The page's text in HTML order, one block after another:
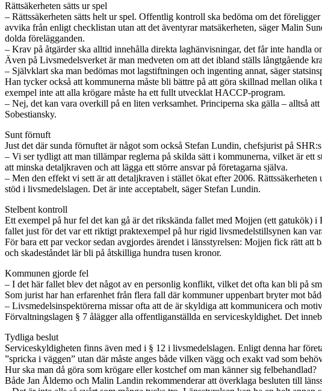
Rättsäkerheten sätts ur spel
– Rättssäkerheten sätts helt ur spel. Offentlig kontroll ska bedöma om det
avvika från enligt checklistan utan att det äventyrar matsäkerheten, säger Malin
dolda förelägganden.
– Krav på åtgärder ska alltid innehålla direkta laghänvisningar, det får inte handla
Även på Livsmedelsverket är man medveten om att det ibland ställs långtgående
– Självklart ska man bedömas mot lagstiftningen och ingenting annat, säger
Han tycker också att kommunerna måste bli bättre på att göra skillnad mellan
exempel inte att alla krögare måste ha ett fullt utvecklat HACCP-program.
– Nej, det kan vara overkill på en liten verksamhet. Principerna ska gälla – alltså
Sobestiansky.
Sunt förnuft
Just det där sunda förnuftet är något som också Stefan Lundin, chefsjurist på
– Vi ser tydligt att man tillämpar reglerna på skilda sätt i kommunerna, vilket är
att minska detaljkraven och att lägga ett större ansvar på företagarna själva.
– Men den effekt vi sett är att detaljkraven i stället ökat efter 2006.
stöd i livsmedelslagen. Det är inte acceptabelt, säger Stefan Lundin.
Stelbent kontroll
Ett exempel på hur fel det kan gå är det rikskända fallet med Mojjen (ett gatukök)
fallet just för det var ett riktigt praktexempel på hur rigid livsmedelstillsynen kan
För bara ett par veckor sedan avgjordes ärendet i länsstyrelsen: Mojjen fick rätt
och skadeståndet lär bli på åtskilliga hundra tusen kronor.
Kommunen gjorde fel
– I det här fallet blev det något av en personlig konflikt, vilket det ofta kan bli på
Som jurist har han erfarenhet från flera fall där kommuner uppenbart bryter mot
– Livsmedelsinspektörerna missar ofta att de är skyldiga att kommunicera och
Förvaltningslagen § 7 ålägger alla offentliganställda en serviceskyldighet. Det
Tydliga beslut
Serviceskyldigheten finns även med i § 12 i livsmedelslagen. Enligt denna har
”spricka i väggen” utan där måste anges både vilken vägg och exakt vad som
Hur ska man då göra som krögare eller kostchef om man känner sig felbehandlad?
Både Jan Åldemo och Malin Landin rekommenderar att överklaga besluten till